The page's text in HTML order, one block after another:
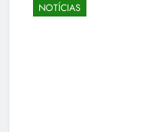
NOTÍCIAS